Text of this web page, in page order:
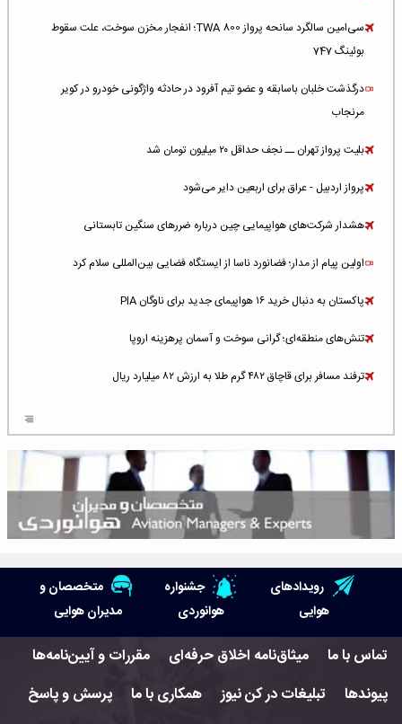
سی‌امین سالگرد سانحه پرواز TWA 800؛ انفجار مخزن سوخت، علت سقوط
بوئینگ 747
درگذشت خلبان باسابقه و عضو تیم آفرود در حادثه واژگونی خودرو در کویر
مرنجاب
بلیت پرواز تهران ــ نجف حداقل ۲۰ میلیون تومان شد
پرواز اردبیل - عراق برای اربعین دایر می‌شود
هشدار شرکت‌های هواپیمایی چین درباره ضررهای سنگین تابستانی
اولین پیام از مدار؛ فضانورد ناسا از ایستگاه فضایی بین‌المللی سلام کرد
پاکستان به دنبال خرید ۱۶ هواپیمای جدید برای ناوگان PIA
تنش‌های منطقه‌ای؛ گرانی سوخت و آسمان پرهزینه اروپا
ترفند مسافر برای قاچاق ۴۸۲ گرم طلا به ارزش ۸۲ میلیارد ریال
شلوغ‌ترین فرودگاه‌های اروپا در ۲۰۲۵: لندن، استانبول و پاریس
پخش زنده پرواز سیزدهم موشک استارشیپ اسپیس‌ایکس [جمعه ساعت ۰۱:۴۵]
هوش مصنوعی وارد تعمیر و بازرسی موتورهای هواپیما شد
حمله هوایی به تأسیسات فرودگاه سمنان
استخدام در صنعت هوانوردی کانادا با آموزش رایگان و حقوق ۱۲۷ هزار دلاری
رویدادهای
هوایی
جشنواره
هوانوردی
متخصصان و
مدیران هوایی
تماس با ما میثاق‌نامه اخلاق حرفه‌ای
مقررات و آیین‌نامه‌ها
پیوندها
تبلیغات در کن نیوز همکاری با ما پرسش و پاسخ